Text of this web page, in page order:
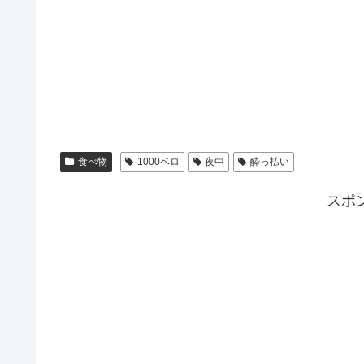
食べ物 1000ベロ 夜中 酔っ払い
スポ